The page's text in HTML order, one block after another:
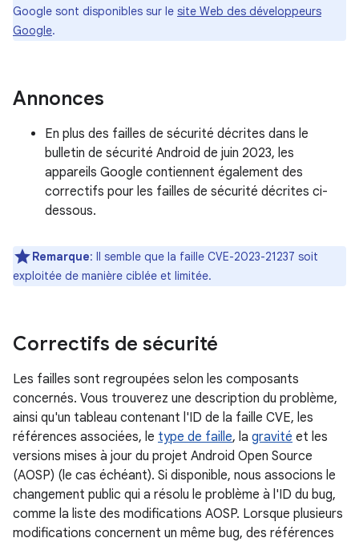
Google sont disponibles sur le site Web des développeurs
Google.
Annonces
En plus des failles de sécurité décrites dans le
bulletin de sécurité Android de juin 2023, les
appareils Google contiennent également des
correctifs pour les failles de sécurité décrites ci-
dessous.
Remarque: Il semble que la faille CVE-2023-21237 soit
exploitée de manière ciblée et limitée.
Correctifs de sécurité
Les failles sont regroupées selon les composants
concernés. Vous trouverez une description du problème,
ainsi qu'un tableau contenant l'ID de la faille CVE, les
références associées, le type de faille, la gravité et les
versions mises à jour du projet Android Open Source
(AOSP) (le cas échéant). Si disponible, nous associons le
changement public qui a résolu le problème à l'ID du bug,
comme la liste des modifications AOSP. Lorsque plusieurs
modifications concernent un même bug, des références